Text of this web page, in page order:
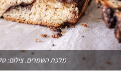
מלכת השמרים. צילום: טל